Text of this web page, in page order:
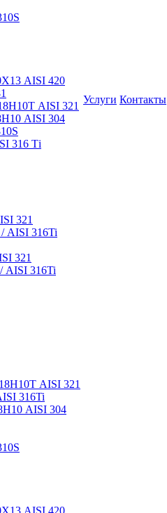
AISI 420
AISI 321
AISI 304
316 Тi
321
AISI 316Ti
321
AISI 316Ti
Услуги Контакты
AISI 321
316Ti
AISI 304
AISI 420